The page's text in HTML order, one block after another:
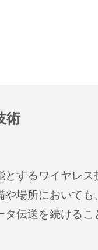
術
とするワイヤレ
や場所において
伝送を続けるこ